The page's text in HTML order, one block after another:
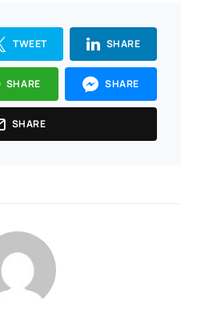
TWEET SHARE
SHARE SHARE
SHARE